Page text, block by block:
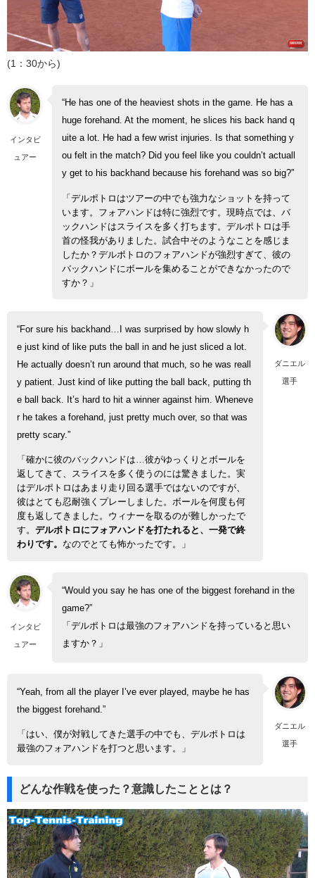
(1：30から)
インタビ
ュアー
“He has one of the heaviest shots in the game. He has a
huge forehand. At the moment, he slices his back hand q
uite a lot. He had a few wrist injuries. Is that something y
ou felt in the match? Did you feel like you couldn’t actuall
y get to his backhand because his forehand was so big?”
「デルポトロはツアーの中でも強力なショットを持って
います。フォアハンドは特に強烈です。現時点では、バ
ックハンドはスライスを多く打ちます。デルポトロは手
首の怪我がありました。試合中そのようなことを感じま
したか？デルポトロのフォアハンドが強烈すぎて、彼の
バックハンドにボールを集めることができなかったので
すか？」
ダニエル
選手
“For sure his backhand…I was surprised by how slowly h
e just kind of like puts the ball in and he just sliced a lot.
He actually doesn’t run around that much, so he was reall
y patient. Just kind of like putting the ball back, putting th
e ball back. It’s hard to hit a winner against him. Wheneve
r he takes a forehand, just pretty much over, so that was
pretty scary.”
「確かに彼のバックハンドは…彼がゆっくりとボールを
返してきて、スライスを多く使うのには驚きました。実
はデルポトロはあまり走り回る選手ではないのですが、
彼はとても忍耐強くプレーしました。ボールを何度も何
度も返してきました。ウィナーを取るのが難しかったで
す。 デルポトロにフォアハンドを打たれると、一発で終
わりです。 なのでとても怖かったです。」
インタビ
ュアー
“Would you say he has one of the biggest forehand in the
game?”
「デルポトロは最強のフォアハンドを持っていると思い
ますか？」
ダニエル
選手
“Yeah, from all the player I’ve ever played, maybe he has
the biggest forehand.”
「はい、僕が対戦してきた選手の中でも、デルポトロは
最強のフォアハンドを打つと思います。」
どんな作戦を使った？意識したこととは？